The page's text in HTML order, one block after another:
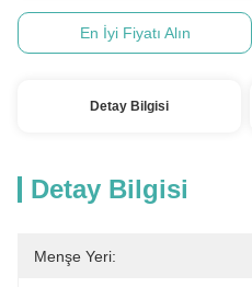
En İyi Fiyatı Alın
Detay Bilgisi
Detay Bilgisi
Menşe Yeri: